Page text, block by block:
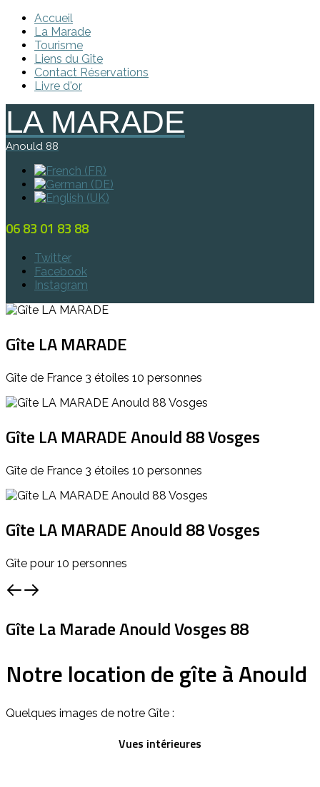
Accueil
La Marade
Tourisme
Liens du Gîte
Contact Réservations
Livre d'or
LA MARADE
Anould 88
06 83 01 83 88
Twitter
Facebook
Instagram
Gîte LA MARADE
Gîte de France 3 étoiles 10 personnes
Gîte LA MARADE Anould 88 Vosges
Gîte de France 3 étoiles 10 personnes
Gîte LA MARADE Anould 88 Vosges
Gîte pour 10 personnes
Gîte La Marade Anould Vosges 88
Notre location de gîte à Anould
Quelques images de notre Gîte :
Vues intérieures